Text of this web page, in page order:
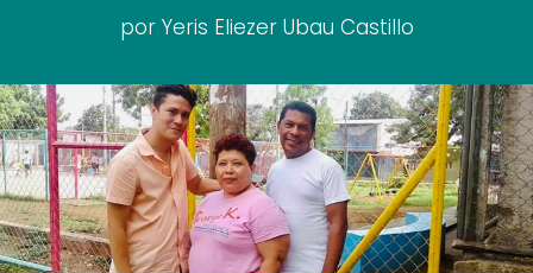
por Yeris Eliezer Ubau Castillo